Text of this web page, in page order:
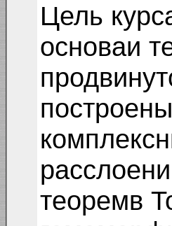
Цель
основаи
теоремв